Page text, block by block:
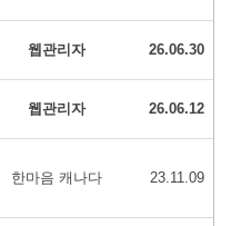
웹관리자 26.06.30
웹관리자 26.06.12
한마음 캐나다 23.11.09